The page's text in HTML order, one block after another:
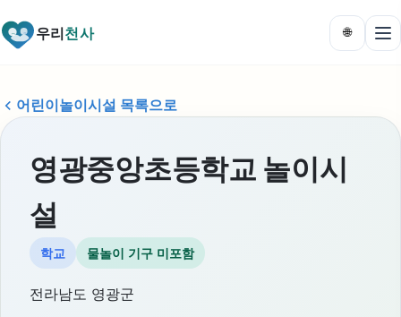
우리천사 🌐
어린이놀이시설 목록으로
영광중앙초등학교 놀이시
설
학교 물놀이 기구 미포함
전라남도 영광군